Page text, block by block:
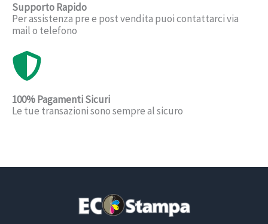
Supporto Rapido
Per assistenza pre e post vendita puoi contattarci via
mail o telefono
100% Pagamenti Sicuri
Le tue transazioni sono sempre al sicuro